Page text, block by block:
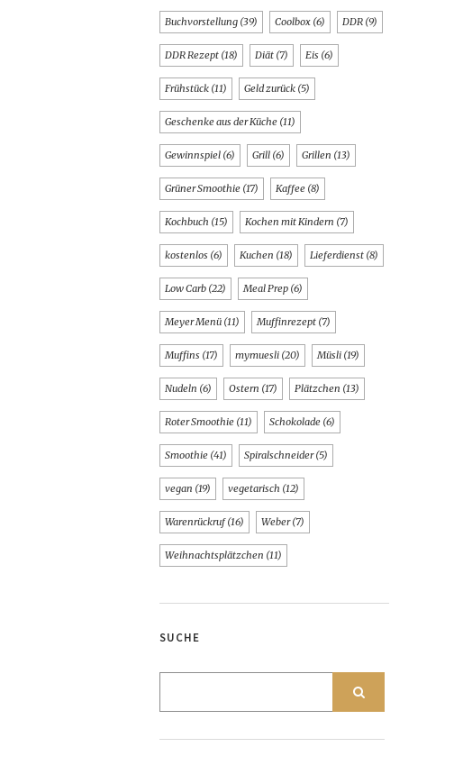
Buchvorstellung (39) Coolbox (6) DDR (9)
DDR Rezept (18) Diät (7) Eis (6)
Frühstück (11) Geld zurück (5)
Geschenke aus der Küche (11)
Gewinnspiel (6) Grill (6) Grillen (13)
Grüner Smoothie (17) Kaffee (8)
Kochbuch (15) Kochen mit Kindern (7)
kostenlos (6) Kuchen (18) Lieferdienst (8)
Low Carb (22) Meal Prep (6)
Meyer Menü (11) Muffinrezept (7)
Muffins (17) mymuesli (20) Müsli (19)
Nudeln (6) Ostern (17) Plätzchen (13)
Roter Smoothie (11) Schokolade (6)
Smoothie (41) Spiralschneider(5)
vegan (19) vegetarisch (12)
Warenrückruf(16) Weber(7)
Weihnachtsplätzchen (11)
SUCHE